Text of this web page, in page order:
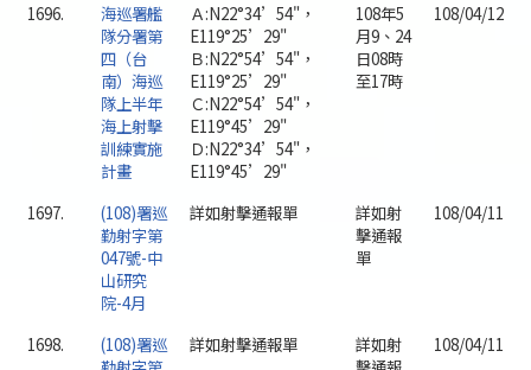
1696.
海巡署艦
隊分署第
四（台
南）海巡
隊上半年
海上射擊
訓練實施
計畫
Ａ:N22°34’54"，
E119°25’29"
Ｂ:N22°54’54"，
E119°25’29"
Ｃ:N22°54’54"，
E119°45’29"
Ｄ:N22°34’54"，
E119°45’29"
108年5
月9、24
日08時
至17時
108/04/12
1697.
(108)署巡
勤射字第
047號-中
山研究
院-4月
詳如射擊通報單
詳如射
擊通報
單
108/04/11
1698.
(108)署巡
詳如射擊通報單
詳如射
108/04/11